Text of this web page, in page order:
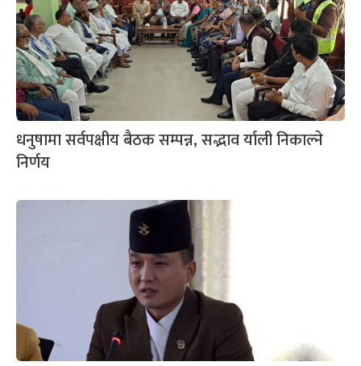
धनुषामा सर्वपक्षीय बैठक सम्पन्न, सद्भाव र्याली निकाल्ने
निर्णय